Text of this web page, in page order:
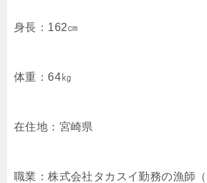
身長：162㎝
体重：64㎏
在住地：宮崎県
職業：株式会社タカスイ勤務の漁師